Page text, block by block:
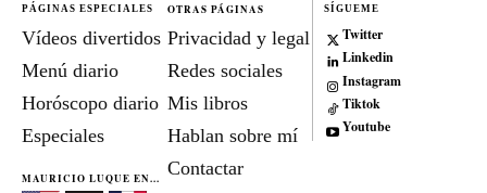
PÁGINAS ESPECIALES
Vídeos divertidos
Menú diario
Horóscopo diario
Especiales
MAURICIO LUQUE EN...
OTRAS PÁGINAS
Privacidad y legal
Redes sociales
Mis libros
Hablan sobre mí
Contactar
SÍGUEME
Twitter
Linkedin
Instagram
Tiktok
Youtube